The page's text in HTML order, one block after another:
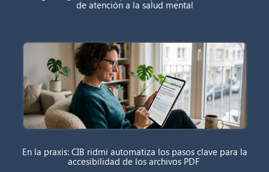
de atención a la salud mental
En la praxis: CIB ridmi automatiza los pasos clave para la
accesibilidad de los archivos PDF